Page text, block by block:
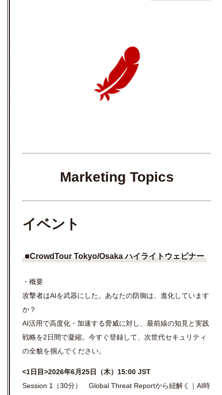
Marketing Topics
イベント
■CrowdTourTokyo/Osakaハイライトウェビナー
・概要
攻撃者はAIを武器にした。あなたの防御は、進化しています
か？
AI活用で高度化・加速する脅威に対し、最前線の知見と実践
戦略を2日間で凝縮。今すぐ登録して、次世代セキュリティ
の全貌を掴んでください。
<1日目>2026年6月25日（木）15:00 JST
Session 1（30分） Global Threat Reportから紐解く｜AI時